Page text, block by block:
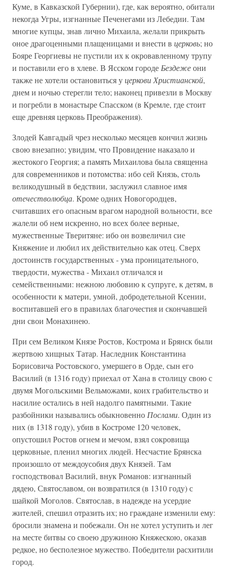
Куме, в Кавказской Губернии), где, как вероятно, обитали
некогда Угры, изгнанные Печенегами из Лебедии. Там
многие купцы, знав лично Михаила, желали прикрыть
оное драгоценными плащеницами и внести в церковь; но
Бояре Георгиевы не пустили их к окровавленному трупу
и поставили его в хлеве. В Ясском городе Бездежеони
также не хотели остановиться уцеркови Христианской,
днем и ночью стерегли тело; наконец привезли в Москву
и погребли в монастыре Спасском (в Кремле, где стоит
еще древняя церковь Преображения).
Злодей Кавгадый чрез несколько месяцев кончил жизнь
свою внезапно; увидим, что Провидение наказало и
жестокого Георгия; а память Михаилова была священна
для современников и потомства: ибо сей Князь, столь
великодушный в бедствии, заслужил славное имя
отечестволюбца. Кроме одних Новогородцев,
считавших его опасным врагом народной вольности, все
жалели об нем искренно, но всех более верные,
мужественные Тверитяне: ибо он возвеличил сие
Княжение и любил их действительно как отец. Сверх
достоинств государственных - ума проницательного,
твердости, мужества - Михаил отличался и
семейственными: нежною любовию к супруге, к детям, в
особенности к матери, умной, добродетельной Ксении,
воспитавшей его в правилах благочестия и скончавшей
дни свои Монахинею.
При сем Великом Князе Ростов, Кострома и Брянск были
жертвою хищных Татар. Наследник Константина
Борисовича Ростовского, умершего в Орде, сын его
Василий (в 1316 году) приехал от Хана в столицу свою с
двумя Могольскими Вельможами, коих грабительство и
насилие остались в ней надолго памятными. Такие
разбойники назывались обыкновенно Послами. Один из
них (в 1318 году), убив в Костроме 120 человек,
опустошил Ростов огнем и мечом, взял сокровища
церковные, пленил многих людей. Несчастие Брянска
произошло от междоусобия двух Князей. Там
господствовал Василий, внук Романов: изгнанный
дядею, Святославом, он возвратился (в 1310 году) с
шайкой Моголов. Святослав, в надежде на усердие
жителей, спешил отразить их; но граждане изменили ему:
бросили знамена и побежали. Он не хотел уступить и лег
на месте битвы со своею дружиною Княжескою, оказав
редкое, но бесполезное мужество. Победители расхитили
город.